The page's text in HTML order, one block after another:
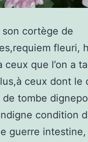
cortège de
fleuri,
ceux que l’on a
ceux dont le
de tombe
condition
guerre